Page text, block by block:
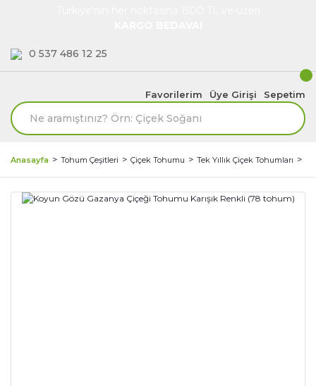
0 537 486 12 25
Favorilerim Üye Girişi Sepetim
Anasayfa Tohum Çeşitleri Çiçek Tohumu Tek Yıllık Çiçek Tohumları